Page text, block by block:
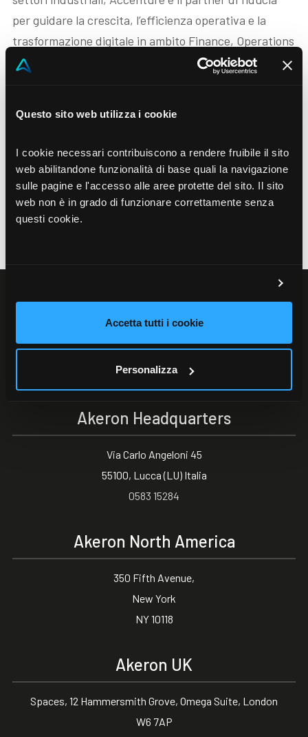
Questo sito web utilizza i cookie
I cookie necessari contribuiscono a rendere fruibile il sito
web abilitandone funzionalità di base quali la navigazione
sulle pagine e l'accesso alle aree protette del sito. Il sito
web non è in grado di funzionare correttamente senza
questi cookie.
Accetta tutti i cookie
Personalizza
per guidare la crescita, l’efficienza operativa e la
trasformazione digitale in ambito Finance, Operations
e Sales
120 paesi. Collaboriamo con diversi team Accenture
visione strategica.
Sito web
www.accenture.com
Akeron Headquarters
Via Carlo Angeloni 45
55100, Lucca (LU) Italia
0583 15284
Akeron North America
350 Fifth Avenue,
New York
NY 10118
Akeron UK
Spaces, 12 Hammersmith Grove, Omega Suite, London
W6 7AP